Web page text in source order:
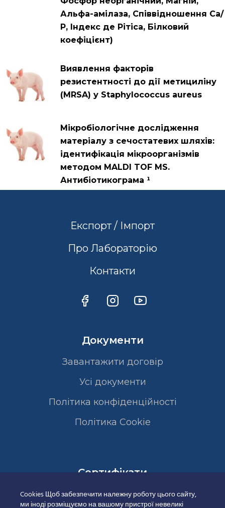
Альфа-амілаза, Співвідношення Са/
Р, Індекс де Рітіса, Білковий
коефіцієнт)
Виявлення факторів
резистентності до дії метициліну
(MRSA) у Staphylococcus aureus
Мікробіологічне дослідження
матеріалу з сечостатевих шляхів:
ідентифікація мікроорганізмів
методом MALDI TOF MS.
Антибіотикограма ¹
Експорт / Імпорт
Про Лабораторію
Контакти
Документи
Завантажити договір
Усі документи
Політика конфіденційності
Полiтика Cookie
Сертифікати
Cookies Щоб забезпечити належну роботу цього сайту,
ми іноді розміщуємо на вашому пристрої невеликі